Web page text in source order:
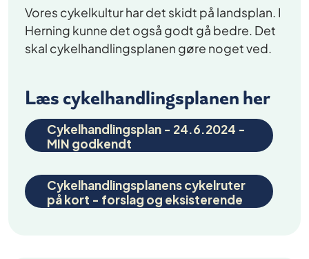
Vores cykelkultur har det skidt på landsplan. I
Herning kunne det også godt gå bedre. Det
skal cykelhandlingsplanen gøre noget ved.
Læs cykelhandlingsplanen her
Cykelhandlingsplan - 24.6.2024 -
MIN godkendt
Cykelhandlingsplanens cykelruter
på kort - forslag og eksisterende